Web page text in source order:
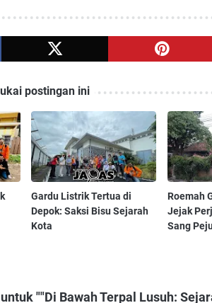
postingan ini
Gardu Listrik Tertua di
Depok: Saksi Bisu Sejarah
Kota
Roemah
Jejak
Sang
""Di Bawah Terpal Lusuh: